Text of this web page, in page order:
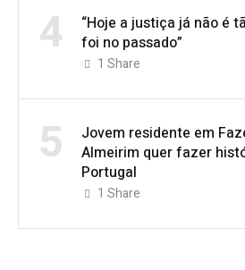
4
“Hoje a justiça já não é
foi no passado”
1 Share
5
Jovem residente em
Almeirim quer fazer
Portugal
1 Share